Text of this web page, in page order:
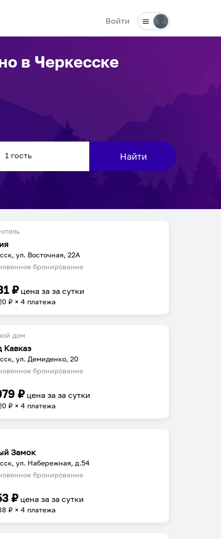
Войти
в Черкесске
Найти
ул. Восточная, 22А
бронирование
₽ цена заза сутки
₽ × 4 платежа
дом
Кавказ
ул. Демиденко, 20
бронирование
₽ цена заза сутки
₽ × 4 платежа
Замок
ул. Набережная, д.54
бронирование
₽ цена заза сутки
₽ × 4 платежа